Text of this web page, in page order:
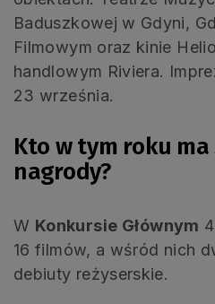
Baduszkowej w Gdyni,
Filmowym oraz kinie
handlowym Riviera.
23 września.
Kto w tym roku ma
nagrody?
W Konkursie Głównym
16 filmów, a wśród nich
debiuty reżyserskie.